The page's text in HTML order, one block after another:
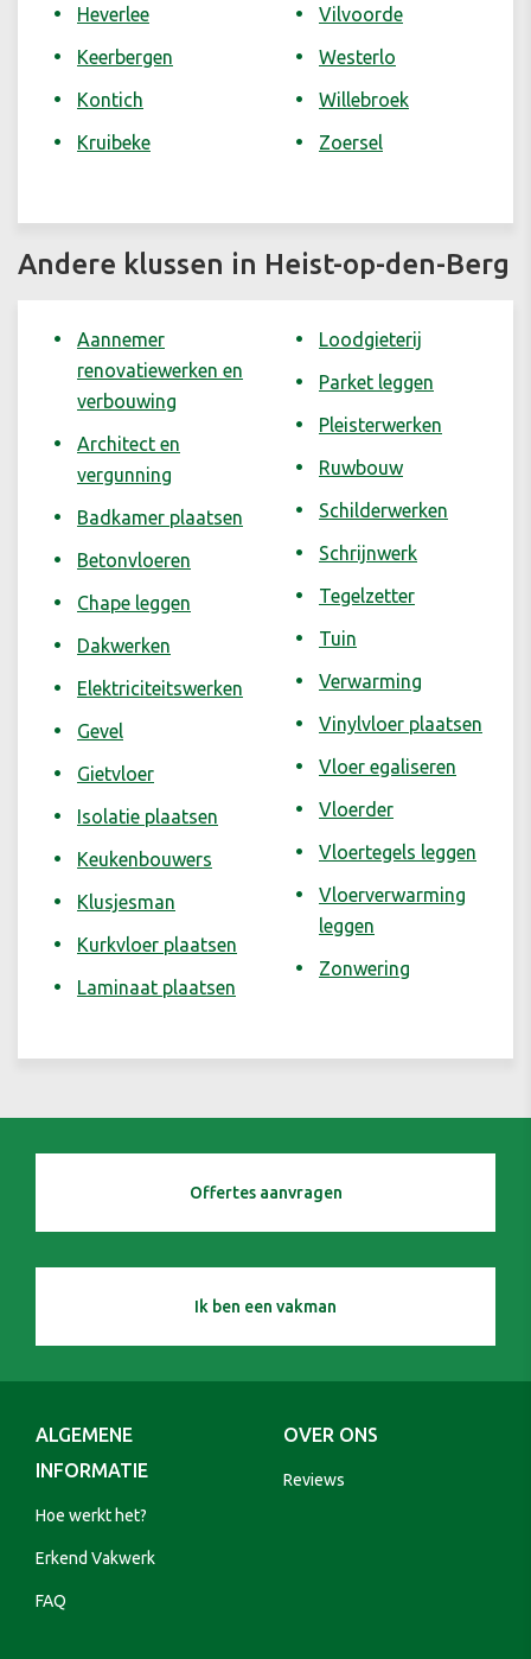
Heverlee
Keerbergen
Kontich
Kruibeke
Vilvoorde
Westerlo
Willebroek
Zoersel
Andere klussen in Heist-op-den-Berg
Aannemer
renovatiewerken en
verbouwing
Architect en
vergunning
Badkamer plaatsen
Betonvloeren
Chape leggen
Dakwerken
Elektriciteitswerken
Gevel
Gietvloer
Isolatie plaatsen
Keukenbouwers
Klusjesman
Kurkvloer plaatsen
Laminaat plaatsen
Loodgieterij
Parket leggen
Pleisterwerken
Ruwbouw
Schilderwerken
Schrijnwerk
Tegelzetter
Tuin
Verwarming
Vinylvloer plaatsen
Vloer egaliseren
Vloerder
Vloertegels leggen
Vloerverwarming
leggen
Zonwering
Offertes aanvragen
Ik ben een vakman
ALGEMENE
INFORMATIE
Hoe werkt het?
Erkend Vakwerk
FAQ
OVER ONS
Reviews